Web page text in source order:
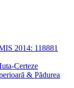
2014: 118881
Certeze
& Pădurea